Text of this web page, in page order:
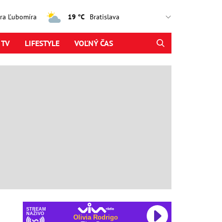
Ľubomíra 19 °C
LIFESTYLE VOĽNÝ ČAS
STREAM
NAŽIVO
Olivia Rodrigo